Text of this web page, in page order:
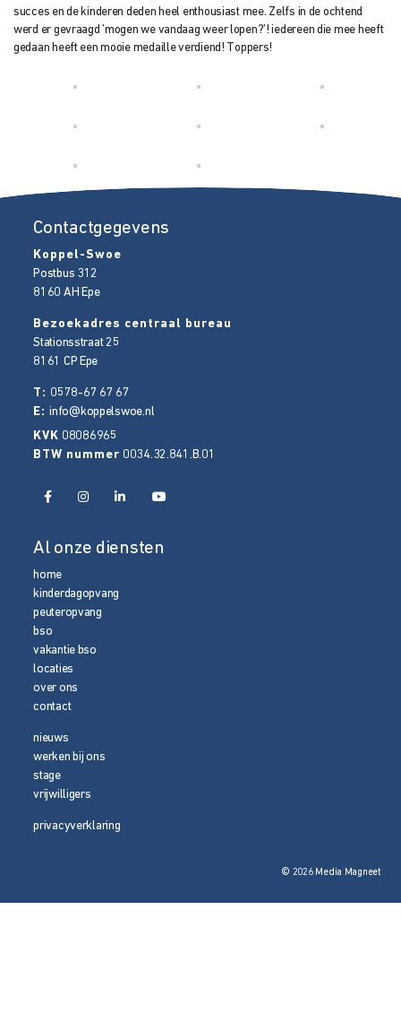
succes en de kinderen deden heel enthousiast mee. Zelfs in de ochtend
werd er gevraagd ’mogen we vandaag weer lopen?’! iedereen die mee heeft
gedaan heeft een mooie medaille verdiend! Toppers!
Contactgegevens
Koppel-Swoe
Postbus 312
8160 AH Epe
Bezoekadres centraal bureau
Stationsstraat 25
8161 CP Epe
T: 0578-67 67 67
E:info@koppelswoe.nl
KVK 08086965
BTW nummer 0034.32.841.B.01
Al onze diensten
home
kinderdagopvang
peuteropvang
bso
vakantie bso
locaties
over ons
contact
nieuws
werken bij ons
stage
vrijwilligers
privacyverklaring
© 2026 Media Magneet